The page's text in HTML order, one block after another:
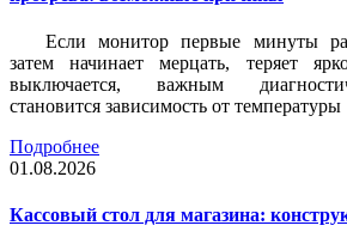
Если монитор первые минуты
затем начинает мерцать, теряет
выключается, важным
становится зависимость от температуры
Подробнее
01.08.2026
Кассовый стол для магазина: